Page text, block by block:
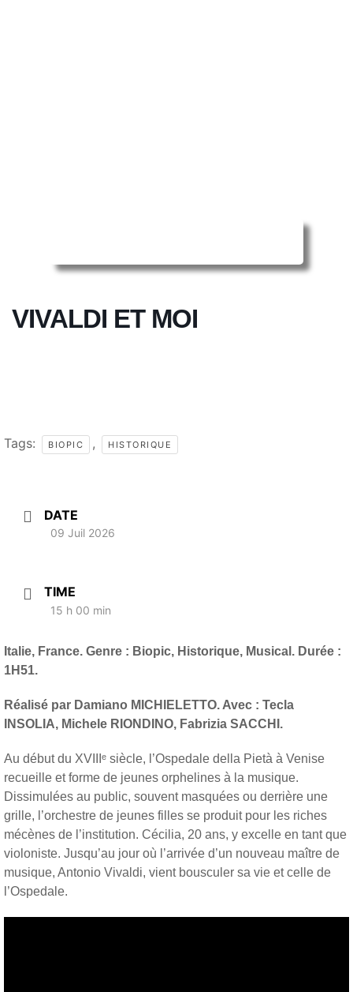
VIVALDI ET MOI
Tags: BIOPIC , HISTORIQUE
DATE
09 Juil 2026
TIME
15 h 00 min
Italie, France. Genre : Biopic, Historique, Musical. Durée :
1H51.
Réalisé par Damiano MICHIELETTO. Avec : Tecla
INSOLIA, Michele RIONDINO, Fabrizia SACCHI.
Au début du XVIIIᵉ siècle, l’Ospedale della Pietà à Venise
recueille et forme de jeunes orphelines à la musique.
Dissimulées au public, souvent masquées ou derrière une
grille, l’orchestre de jeunes filles se produit pour les riches
mécènes de l’institution. Cécilia, 20 ans, y excelle en tant que
violoniste. Jusqu’au jour où l’arrivée d’un nouveau maître de
musique, Antonio Vivaldi, vient bousculer sa vie et celle de
l’Ospedale.